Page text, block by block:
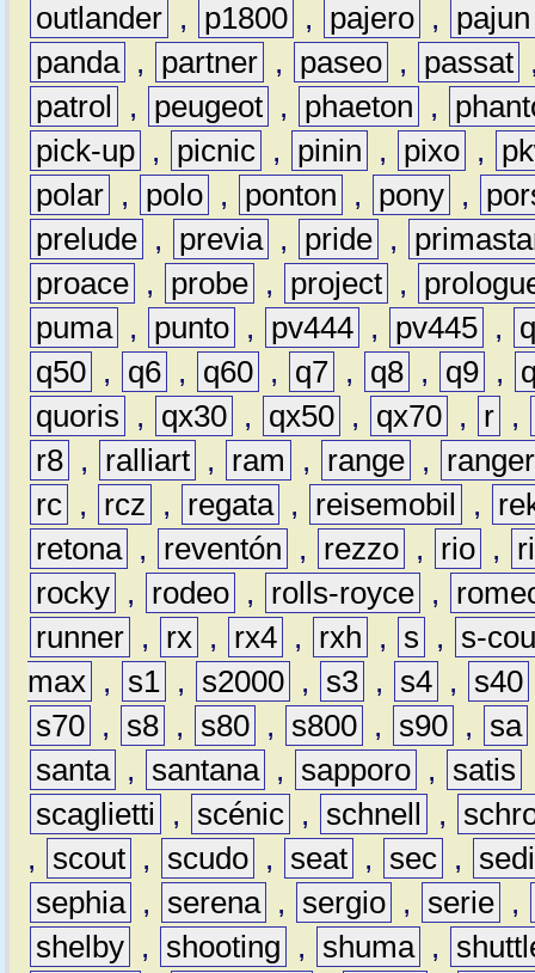
outlander , p1800 , pajero ,
pajun
panda , partner , paseo , passat
patrol
, peugeot , phaeton ,
pick-up , picnic , pinin , pixo ,
polar , polo , ponton , pony ,
prelude , previa , pride ,
proace , probe , project ,
puma , punto , pv444 , pv445 ,
q50 , q6 , q60 , q7 , q8 , q9 ,
quoris
, qx30 , qx50 , qx70 , r ,
r8 , ralliart , ram , range ,
ranger
rc , rcz , regata , reisemobil ,
retona , reventón , rezzo , rio ,
rocky , rodeo , rolls-royce ,
runner , rx , rx4 , rxh , s ,
s-
max , s1 , s2000 , s3 , s4 , s40
s70 , s8 , s80 , s800 , s90 , sa
santa , santana , sapporo , satis
scaglietti
, scénic , schnell ,
,
scout , scudo , seat , sec ,
sephia , serena , sergio , serie ,
shelby , shooting , shuma ,